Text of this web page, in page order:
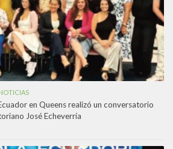
en Queens realizó un conversatorio
José Echeverría